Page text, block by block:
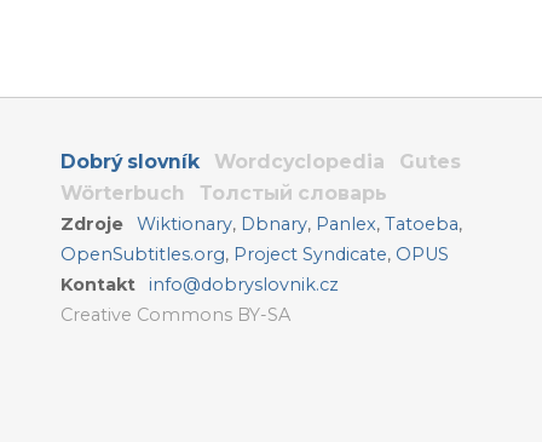
Dobrý slovník Wordcyclopedia
Gutes
Wörterbuch
Толстый словарь
Zdroje Wiktionary, Dbnary, Panlex,Tatoeba,
OpenSubtitles.org, Project Syndicate, OPUS
Kontakt
info@dobryslovnik.cz
Creative Commons BY-SA